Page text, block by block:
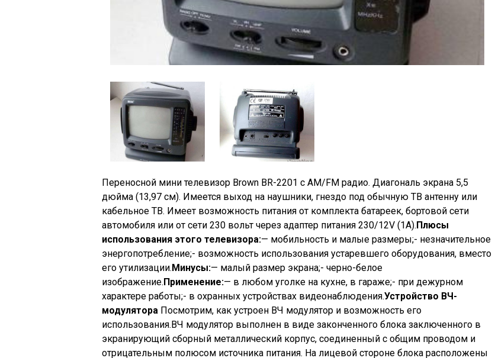
Переносной мини телевизор Brown BR-2201 с AM/FM радио. Диагональ экрана 5,5
дюйма (13,97 см). Имеется выход на наушники, гнездо под обычную ТВ антенну или
кабельное ТВ. Имеет возможность питания от комплекта батареек, бортовой сети
автомобиля или от сети 230 вольт через адаптер питания 230/12V (1А).Плюсы
использования этого телевизора:— мобильность и малые размеры;- незначительное
энергопотребление;- возможность использования устаревшего оборудования, вместо
его утилизации.Минусы:— малый размер экрана;- черно-белое
изображение.Применение:— в любом уголке на кухне, в гараже;- при дежурном
характере работы;- в охранных устройствах видеонаблюдения.Устройство ВЧ-
модулятора Посмотрим, как устроен ВЧ модулятор и возможность его
использования.ВЧ модулятор выполнен в виде законченного блока заключенного в
экранирующий сборный металлический корпус, соединенный с общим проводом и
отрицательным полюсом источника питания. На лицевой стороне блока расположены